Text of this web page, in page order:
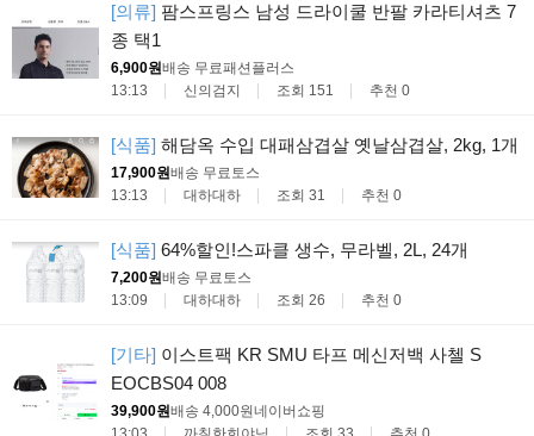
[의류] 팜스프링스 남성 드라이쿨 반팔 카라티셔츠 7
종 택1
6,900원배송 무료패션플러스
13:13
신의검지 조회 151 추천 0
[식품] 해담옥 수입 대패삼겹살 옛날삼겹살, 2kg, 1개
17,900원배송 무료토스
13:13
대하대하 조회 31 추천 0
[식품] 64%할인!스파클 생수, 무라벨, 2L, 24개
7,200원배송 무료토스
13:09
대하대하 조회 26 추천 0
[기타] 이스트팩 KR SMU 타프 메신저백 사첼 S
EOCBS04 008
39,900원배송 4,000원네이버쇼핑